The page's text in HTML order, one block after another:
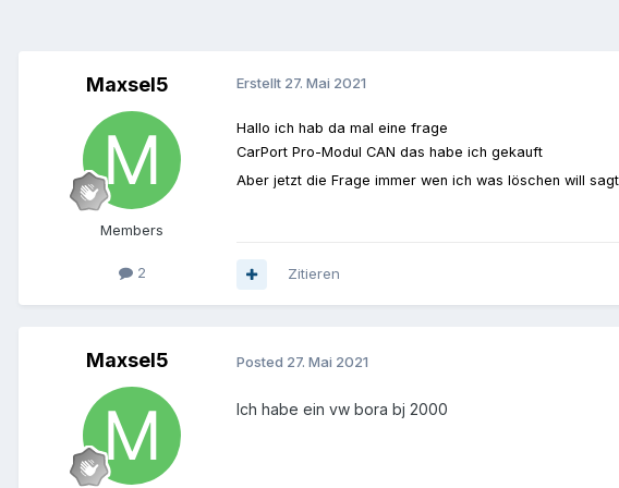
Maxsel5
Members
2
Erstellt 27. Mai 2021
Hallo ich hab da mal eine frage
CarPort Pro-Modul CAN das habe ich gekauft
Aber jetzt die Frage immer wen ich was löschen will
Zitieren
Maxsel5 Posted 27. Mai 2021
Ich habe ein vw bora bj 2000